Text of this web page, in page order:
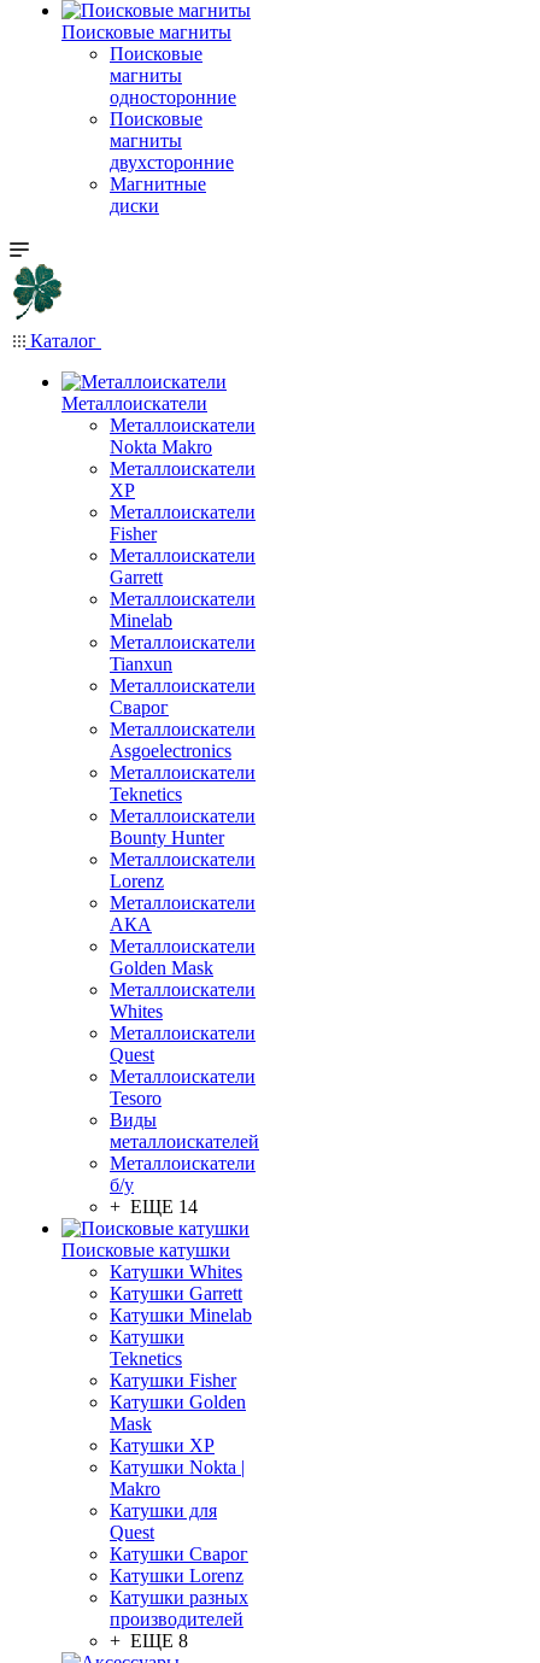
Поисковые магниты
Поисковые
магниты
односторонние
Поисковые
магниты
двухсторонние
Магнитные
диски
Каталог
Металлоискатели
Металлоискатели
Nokta Makro
Металлоискатели
XP
Металлоискатели
Fisher
Металлоискатели
Garrett
Металлоискатели
Minelab
Металлоискатели
Tianxun
Металлоискатели
Сварог
Металлоискатели
Asgoelectronics
Металлоискатели
Teknetics
Металлоискатели
Bounty Hunter
Металлоискатели
Lorenz
Металлоискатели
АКА
Металлоискатели
Golden Mask
Металлоискатели
Whites
Металлоискатели
Quest
Металлоискатели
Tesoro
Виды
металлоискателей
Металлоискатели
б/у
+ ЕЩЕ 14
Поисковые катушки
Катушки Whites
Катушки Garrett
Катушки Minelab
Катушки
Teknetics
Катушки Fisher
Катушки Golden
Mask
Катушки XP
Катушки Nokta |
Makro
Катушки для
Quest
Катушки Сварог
Катушки Lorenz
Катушки разных
производителей
+ ЕЩЕ 8